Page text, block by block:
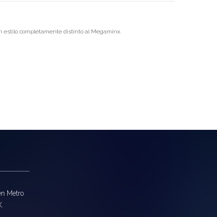
estilo completamente distinto al Megaminx.
Metro